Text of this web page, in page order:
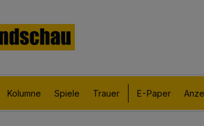
Kolumne Spiele Trauer E-Paper